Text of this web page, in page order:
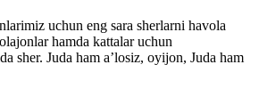
uchun eng sara sherlarni havola
hamda kattalar uchun
sher. Juda ham a’losiz, oyijon, Juda ham